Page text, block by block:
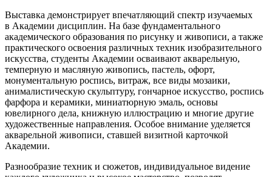
Выставка демонстрирует впечатляющий спектр изучаемых
в Академии дисциплин. На базе фундаментального
академического образования по рисунку и живописи, а также
практического освоения различных техник изобразительного
искусства, студенты Академии осваивают акварельную,
темперную и масляную живопись, пастель, офорт,
монументальную роспись, витраж, все виды мозаики,
анималистическую скульптуру, гончарное искусство, роспись
фарфора и керамики, миниатюрную эмаль, основы
ювелирного дела, книжную иллюстрацию и многие другие
художественные направления. Особое внимание уделяется
акварельной живописи, ставшей визитной карточкой
Академии.
Разнообразие техник и сюжетов, индивидуальное видение